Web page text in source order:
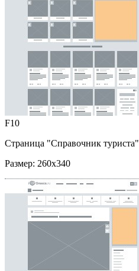
F10
Страница "Справочник туриста"
Размер: 260x340